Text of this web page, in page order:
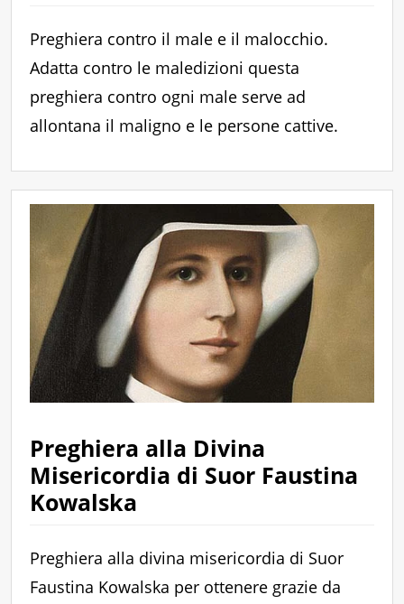
Preghiera contro il male e il malocchio.
Adatta contro le maledizioni questa
preghiera contro ogni male serve ad
allontana il maligno e le persone cattive.
Preghiera alla Divina
Misericordia di Suor Faustina
Kowalska
Preghiera alla divina misericordia di Suor
Faustina Kowalska per ottenere grazie da